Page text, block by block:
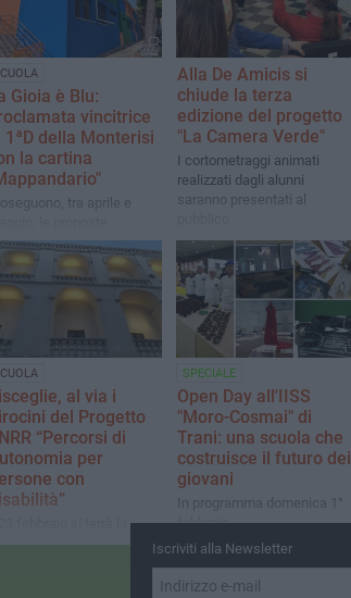
Gioia è Blu:
vincitrice
1ªD della Monterisi
la cartina
tra aprile e
del servizio di
educativa
dell'Ambito
Trani-Bisceglie
Alla De Amicis si
chiude la terza
edizione del progetto
"La Camera Verde"
I cortometraggi animati
realizzati dagli alunni
saranno presentati al
al via i
del Progetto
“Percorsi di
per
con
a Trani
SPECIALE
Open Day all'IISS
"Moro-Cosmai" di
Trani: una scuola che
costruisce il futuro dei
giovani
In programma domenica 1°
febbraio
Iscriviti alla Newsletter